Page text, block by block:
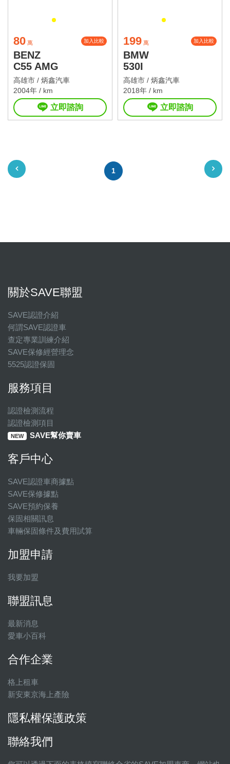
80 萬 加入比較
BENZ
C55 AMG
高雄市 / 炳鑫汽車
2004年 / km
立即諮詢
199 萬 加入比較
BMW
530I
高雄市 / 炳鑫汽車
2018年 / km
立即諮詢
1
關於SAVE聯盟
SAVE認證介紹
何謂SAVE認證車
查定專業訓練介紹
SAVE保修經營理念
5525認證保固
服務項目
認證檢測流程
認證檢測項目
NEW SAVE幫你賣車
客戶中心
SAVE認證車商據點
SAVE保修據點
SAVE預約保養
保固相關訊息
車輛保固條件及費用試算
加盟申請
我要加盟
聯盟訊息
最新消息
愛車小百科
合作企業
格上租車
新安東京海上產險
隱私權保護政策
聯絡我們